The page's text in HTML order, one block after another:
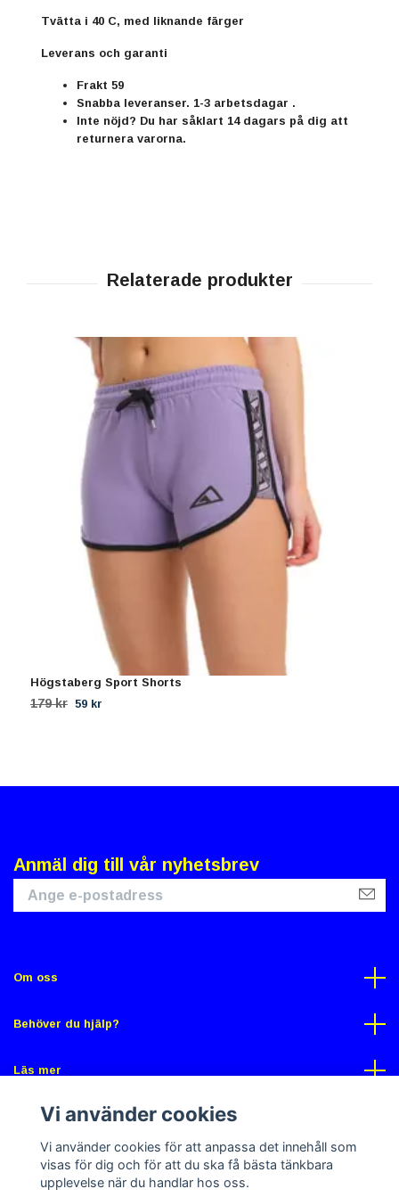
Tvätta i 40 C, med liknande färger
Leverans och garanti
Frakt 59
Snabba leveranser. 1-3 arbetsdagar .
Inte nöjd? Du har såklart 14 dagars på dig att
returnera varorna.
Högstaberg Sport Shorts
179 kr 59 kr
Anmäl dig till vår nyhetsbrev
Om oss
Behöver du hjälp?
Läs mer
Sociala medier
Vi använder cookies
Vi använder cookies för att anpassa det innehåll som
visas för dig och för att du ska få bästa tänkbara
upplevelse när du handlar hos oss.